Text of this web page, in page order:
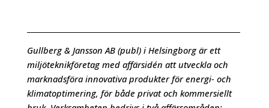
Gullberg & Jansson AB (publ) i Helsingborg är ett
miljöteknikföretag med affärsidén att utveckla och
marknadsföra innovativa produkter för energi- och
klimatoptimering, för både privat och kommersiellt